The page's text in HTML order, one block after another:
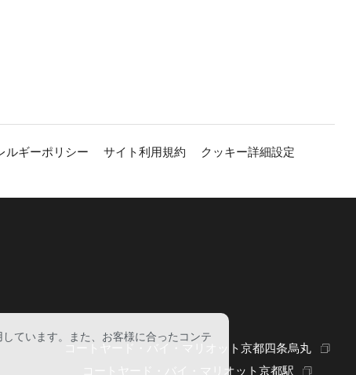
ルギーポリシー サイト利用規約
クッキー詳細設定
コートヤード・バイ・マリオット京都四条烏丸
コートヤード・バイ・マリオット京都駅
ています。また、お客様に合ったコンテ